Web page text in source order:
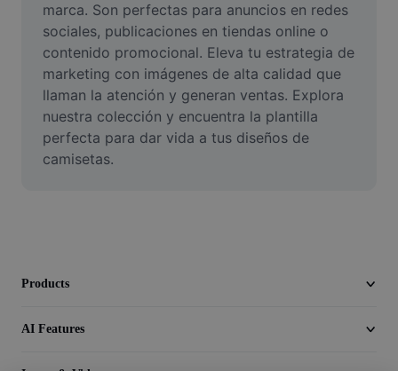
Remove video BG
Enhance quality
Video Editor
Trim Video
marca. Son perfectas para anuncios en redes
sociales, publicaciones en tiendas online o
contenido promocional. Eleva tu estrategia de
marketing con imágenes de alta calidad que
llaman la atención y generan ventas. Explora
nuestra colección y encuentra la plantilla
perfecta para dar vida a tus diseños de
camisetas.
Products
AI Features